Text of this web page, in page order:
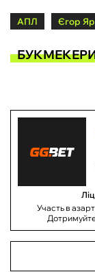
АПЛ Єгор
Участь в